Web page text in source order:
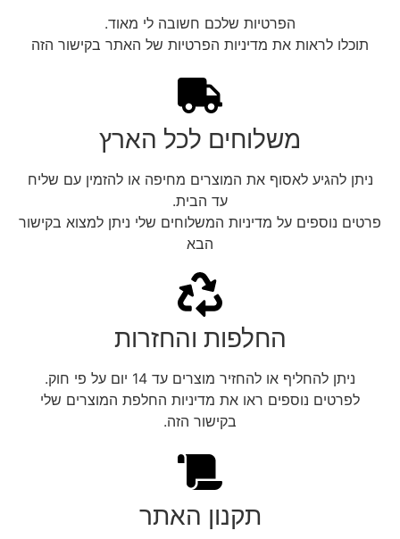
הפרטיות שלכם חשובה לי מאוד.
תוכלו לראות את מדיניות הפרטיות של האתר בקישור הזה
משלוחים לכל הארץ
ניתן להגיע לאסוף את המוצרים מחיפה או להזמין עם שליח
עד הבית.
פרטים נוספים על מדיניות המשלוחים שלי ניתן למצוא בקישור
הבא
החלפות והחזרות
ניתן להחליף או להחזיר מוצרים עד 14 יום על פי חוק.
לפרטים נוספים ראו את מדיניות החלפת המוצרים שלי
בקישור הזה.
תקנון האתר